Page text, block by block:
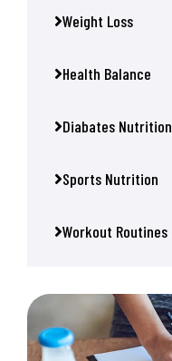
Weight Loss
Health Balance
Diabates Nutrition
Sports Nutrition
Workout Routines